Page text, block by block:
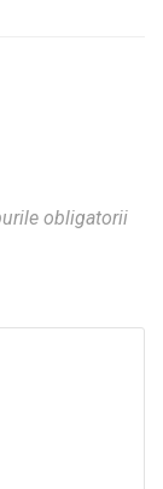
obligatorii